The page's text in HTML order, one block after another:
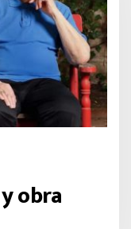
obra